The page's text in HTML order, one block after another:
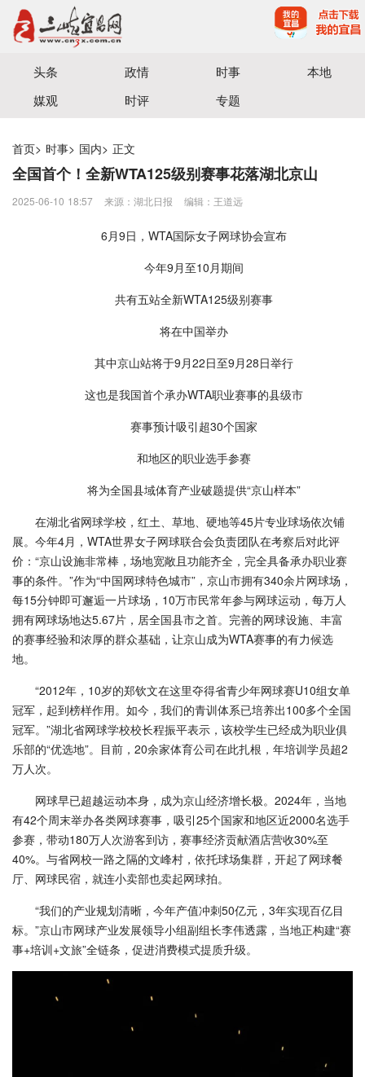
宜昌三峡融媒体中心主办
头条 政情 时事
本地
媒观
时评 专题
首页> 时事> 国内> 正文
全国首个！全新WTA125级别赛事花落湖北京山
2025-06-10 18:57 来源：湖北日报 编辑：王道远
6月9日，WTA国际女子网球协会宣布
今年9月至10月期间
共有五站全新WTA125级别赛事
将在中国举办
其中京山站将于9月22日至9月28日举行
这也是我国首个承办WTA职业赛事的县级市
赛事预计吸引超30个国家
和地区的职业选手参赛
将为全国县域体育产业破题提供“京山样本”
在湖北省网球学校，红土、草地、硬地等45片专业球场依次铺
展。今年4月，WTA世界女子网球联合会负责团队在考察后对此评
价：“京山设施非常棒，场地宽敞且功能齐全，完全具备承办职业赛
事的条件。”作为“中国网球特色城市”，京山市拥有340余片网球场，
每15分钟即可邂逅一片球场，10万市民常年参与网球运动，每万人
拥有网球场地达5.67片，居全国县市之首。完善的网球设施、丰富
的赛事经验和浓厚的群众基础，让京山成为WTA赛事的有力候选
地。
“2012年，10岁的郑钦文在这里夺得省青少年网球赛U10组女单
冠军，起到榜样作用。如今，我们的青训体系已培养出100多个全国
冠军。”湖北省网球学校校长程振平表示，该校学生已经成为职业俱
乐部的“优选地”。目前，20余家体育公司在此扎根，年培训学员超2
万人次。
网球早已超越运动本身，成为京山经济增长极。2024年，当地
有42个周末举办各类网球赛事，吸引25个国家和地区近2000名选手
参赛，带动180万人次游客到访，赛事经济贡献酒店营收30%至
40%。与省网校一路之隔的文峰村，依托球场集群，开起了网球餐
厅、网球民宿，就连小卖部也卖起网球拍。
“我们的产业规划清晰，今年产值冲刺50亿元，3年实现百亿目
标。”京山市网球产业发展领导小组副组长李伟透露，当地正构建“赛
事+培训+文旅”全链条，促进消费模式提质升级。